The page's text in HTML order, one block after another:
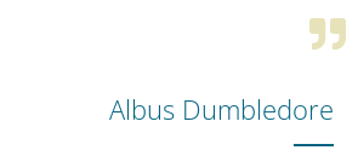
Albus Dumbledore